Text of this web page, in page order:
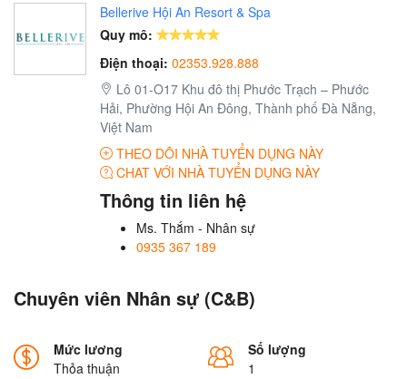
Bellerive Hội An Resort & Spa
Quy mô:
Điện thoại: 02353.928.888
Lô 01-O17 Khu đô thị Phước Trạch – Phước
Hải, Phường Hội An Đông, Thành phố Đà Nẵng,
Việt Nam
THEO DÕI NHÀ TUYỂN DỤNG NÀY
CHAT VỚI NHÀ TUYỂN DỤNG NÀY
Thông tin liên hệ
Ms. Thắm - Nhân sự
0935 367 189
Chuyên viên Nhân sự (C&B)
Mức lương
Thỏa thuận
Số lượng
1